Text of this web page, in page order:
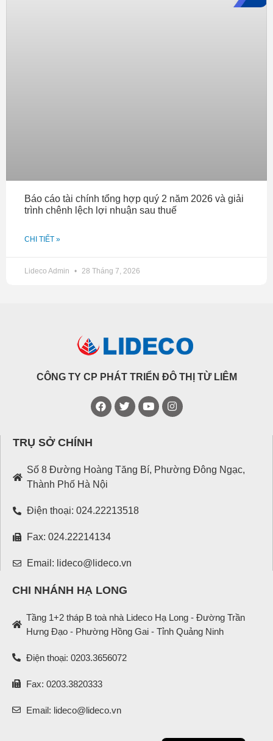
Báo cáo tài chính tổng hợp quý 2 năm 2026 và giải
trình chênh lệch lợi nhuận sau thuế
CHI TIẾT »
Lideco Admin 28 Tháng 7, 2026
CÔNG TY CP PHÁT TRIỂN ĐÔ THỊ TỪ LIÊM
TRỤ SỞ CHÍNH
Số 8 Đường Hoàng Tăng Bí, Phường Đông Ngạc,
Thành Phố Hà Nội
Điện thoại: 024.22213518
Fax: 024.22214134
Email: lideco@lideco.vn
CHI NHÁNH HẠ LONG
Tầng 1+2 tháp B toà nhà Lideco Hạ Long - Đường Trần
Hưng Đạo - Phường Hồng Gai - Tỉnh Quảng Ninh
Điện thoại: 0203.3656072
Fax: 0203.3820333
Email: lideco@lideco.vn